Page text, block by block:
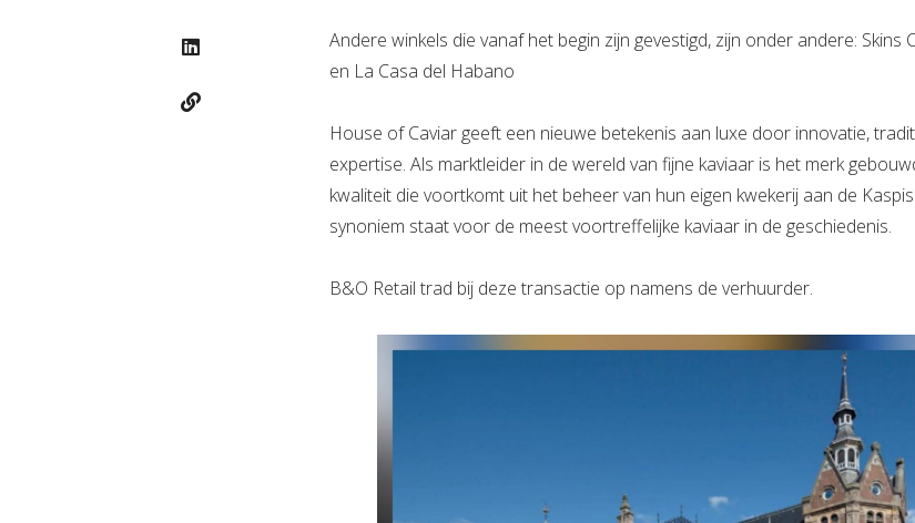
Andere winkels die vanaf het begin zijn gevestigd, zijn onder andere: Skins
en La Casa del Habano
House of Caviar geeft een nieuwe betekenis aan luxe door innovatie,
expertise. Als marktleider in de wereld van fijne kaviaar is het merk
kwaliteit die voortkomt uit het beheer van hun eigen kwekerij aan de
synoniem staat voor de meest voortreffelijke kaviaar in de geschiedenis.
B&O Retail trad bij deze transactie op namens de verhuurder.